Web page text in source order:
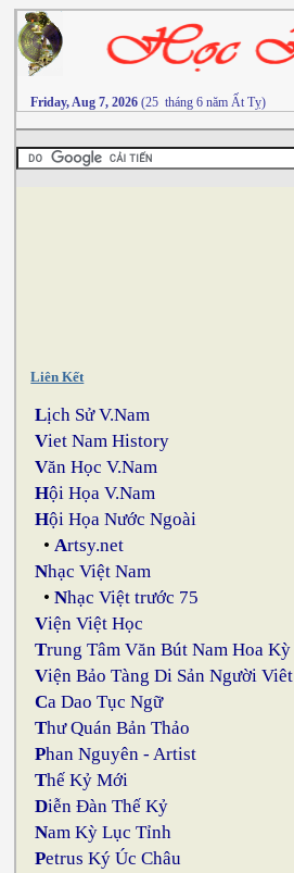
Friday, Aug 7, 2026 (25 tháng 6 năm Ất Tỵ)
Liên Kết
Lịch Sử V.Nam
Viet Nam History
Văn Học V.Nam
Hội Họa V.Nam
Hội Họa Nước Ngoài
•Artsy.net
Nhạc Việt Nam
•Nhạc Việt trước 75
Viện Việt Học
Trung Tâm Văn Bút Nam Hoa Kỳ
Viện Bảo Tàng Di Sản Người Viêt
Ca Dao Tục Ngữ
Thư Quán Bản Thảo
Phan Nguyên - Artist
Thế Kỷ Mới
Diễn Đàn Thế Kỷ
Nam Kỳ Lục Tỉnh
Petrus Ký Úc Châu